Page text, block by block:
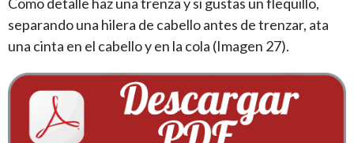
separando una hilera de cabello antes de trenzar, ata
una cinta en el cabello y en la cola (Imagen 27).